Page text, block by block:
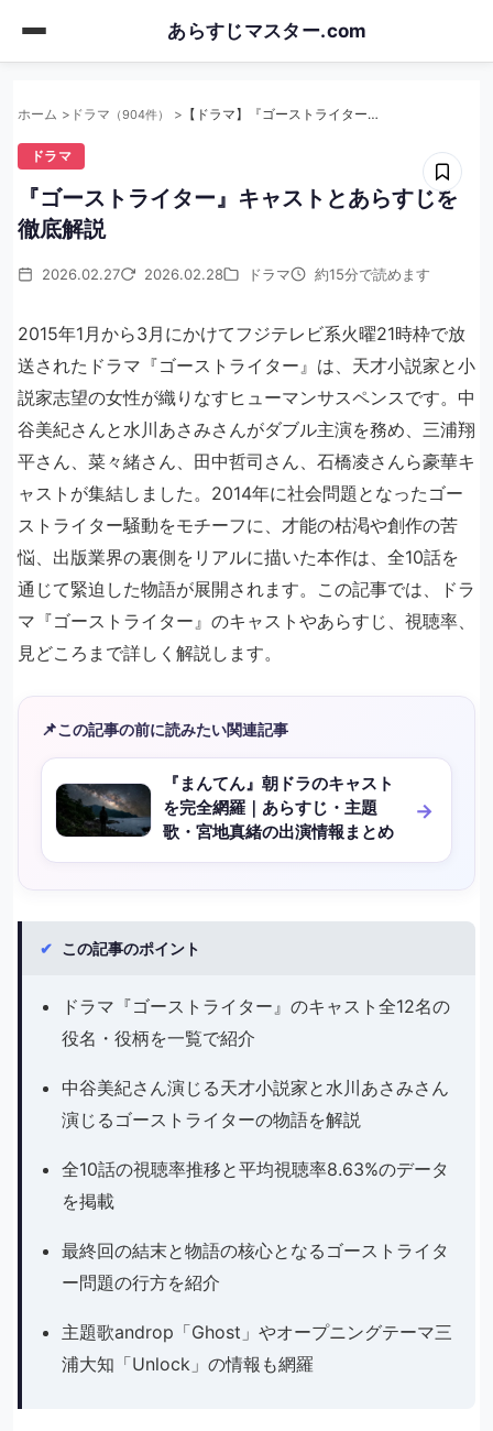
content
あらすじマスター.com
ホーム ドラマ （904件） 【ドラマ】『ゴーストライター』キャストとあらすじを徹底解説
ドラマ
『ゴーストライター』キャストとあらすじを
徹底解説
2026.02.27 2026.02.28 ドラマ 約15分で読めます
2015年1月から3月にかけてフジテレビ系火曜21時枠で放
送されたドラマ『ゴーストライター』は、天才小説家と小
説家志望の女性が織りなすヒューマンサスペンスです。中
谷美紀さんと水川あさみさんがダブル主演を務め、三浦翔
平さん、菜々緒さん、田中哲司さん、石橋凌さんら豪華キ
ャストが集結しました。2014年に社会問題となったゴー
ストライター騒動をモチーフに、才能の枯渇や創作の苦
悩、出版業界の裏側をリアルに描いた本作は、全10話を
通じて緊迫した物語が展開されます。この記事では、ドラ
マ『ゴーストライター』のキャストやあらすじ、視聴率、
見どころまで詳しく解説します。
📌この記事の前に読みたい関連記事
『まんてん』朝ドラのキャスト
を完全網羅｜あらすじ・主題
歌・宮地真緒の出演情報まとめ
✔ この記事のポイント
ドラマ『ゴーストライター』のキャスト全12名の
役名・役柄を一覧で紹介
中谷美紀さん演じる天才小説家と水川あさみさん
演じるゴーストライターの物語を解説
全10話の視聴率推移と平均視聴率8.63%のデータ
を掲載
最終回の結末と物語の核心となるゴーストライタ
ー問題の行方を紹介
主題歌androp「Ghost」やオープニングテーマ三
浦大知「Unlock」の情報も網羅